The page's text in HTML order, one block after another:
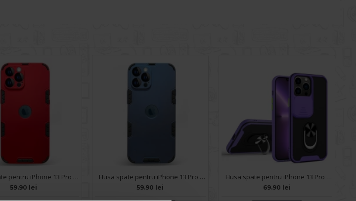
Husa spate pentru iPhone 13 Pro Max - Mantis Case Rosu / Negru
59.90 lei
Husa spate pentru iPhone 13 Pro Max - Mantis Case Navy / Negru
59.90 lei
Husa spate pentru iPhone 13 Pro Max - Slide Case Mov
69.90 lei